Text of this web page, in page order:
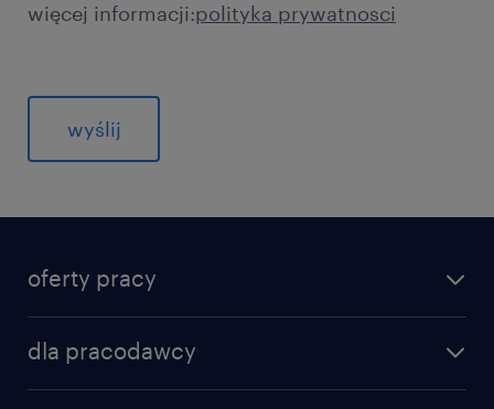
więcej informacji:polityka prywatnosci
oferty pracy
dla pracodawcy